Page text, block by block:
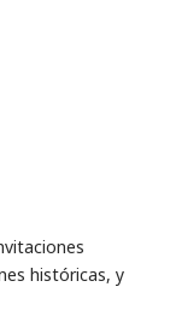
históricas, y